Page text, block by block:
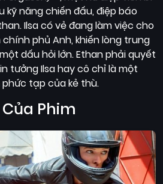
kỹ năng chiến đấu, điệp báo
Ilsa có vẻ đang làm việc cho
phủ Anh, khiến lòng trung
dấu hỏi lớn. Ethan phải quyết
tưởng Ilsa hay cô chỉ là một
tạp của kẻ thù.
Phim